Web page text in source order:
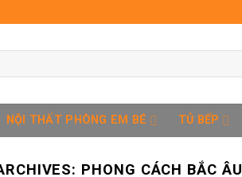
NỘI THẤT PHÒNG EM BÉ TỦ BẾP
PHONG CÁCH BẮC ÂU